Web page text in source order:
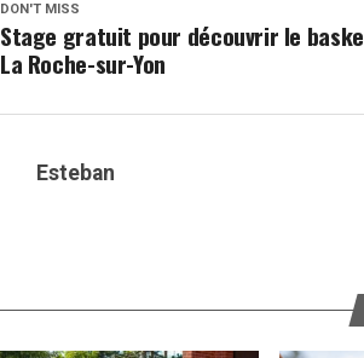
DON'T MISS
Stage gratuit pour découvrir le
La Roche-sur-Yon
Esteban